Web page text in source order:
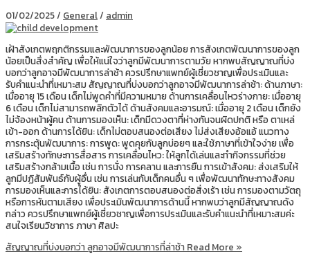
01/02/2025/ General/ admin
เฝ้าสังเกตพฤกติกรรมและพัฒนาการของลูกน้อย การสังเกตพัฒนาการของลูก
น้อยเป็นสิ่งสำคัญ เพื่อให้แน่ใจว่าลูกมีพัฒนาการตามวัย หากพบสัญญาณที่บ่ง
บอกว่าลูกอาจมีพัฒนาการล่าช้า ควรปรึกษาแพทย์ผู้เชี่ยวชาญเพื่อประเมินและ
รับคำแนะนำที่เหมาะสม สัญญาณที่บ่งบอกว่าลูกอาจมีพัฒนาการล่าช้า: ด้านภาษา:
เมื่ออายุ 15 เดือน เด็กไม่พูดคำที่มีความหมาย ด้านการเคลื่อนไหวร่างกาย: เมื่ออายุ
6 เดือน เด็กไม่สามารถพลิกตัวได้ ด้านสังคมและอารมณ์: เมื่ออายุ 2 เดือน เด็กยัง
ไม่จ้องหน้าผู้คน ด้านการมองเห็น: เด็กมีดวงตาที่ห่างกันจนผิดปกติ หรือ ตาเหล่
เข้า-ออก ด้านการได้ยิน: เด็กไม่ตอบสนองต่อเสียง ไม่ส่งเสียงอ้อแอ้ แนวทาง
การกระตุ้นพัฒนาการ: การพูด: พูดคุยกับลูกบ่อยๆ และใช้ภาษาที่เข้าใจง่าย เพื่อ
เสริมสร้างทักษะการสื่อสาร การเคลื่อนไหว: ให้ลูกได้เล่นและทำกิจกรรมที่ช่วย
เสริมสร้างกล้ามเนื้อ เช่น การนั่ง การคลาน และการยืน การเข้าสังคม: ส่งเสริมให้
ลูกมีปฏิสัมพันธ์กับผู้อื่น เช่น การเล่นกับเด็กคนอื่น ๆ เพื่อพัฒนาทักษะทางสังคม
การมองเห็นและการได้ยิน: สังเกตการตอบสนองต่อสิ่งเร้า เช่น การมองตามวัตถุ
หรือการหันตามเสียง เพื่อประเมินพัฒนาการด้านนี้ หากพบว่าลูกมีสัญญาณดัง
กล่าว ควรปรึกษาแพทย์ผู้เชี่ยวชาญเพื่อการประเมินและรับคำแนะนำที่เหมาะสมค่ะ
สนใจเรียนวิชาการ ภาษา ศิลปะ
สัญญาณที่บ่งบอกว่า ลูกอาจมีพัฒนาการที่ล่าช้า Read More »